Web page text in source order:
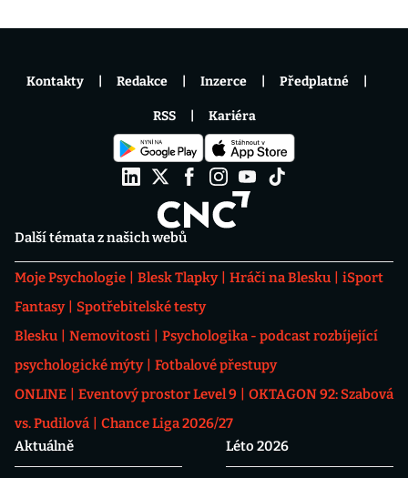
Další témata z našich webů
Moje Psychologie Blesk Tlapky Hráči na Blesku
iSport
Fantasy
Spotřebitelské testy
Blesku
Nemovitosti
Psychologika - podcast rozbíjející
psychologické mýty
Fotbalové přestupy
ONLINE
Eventový prostor Level 9
OKTAGON 92: Szabová
vs. Pudilová
Chance Liga 2026/27
Aktuálně
Léto 2026
Kontakty Redakce Inzerce Předplatné
RSS Kariéra